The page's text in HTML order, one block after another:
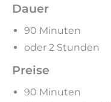
Dauer
90 Minuten
oder 2 Stunden
Preise
90 Minuten